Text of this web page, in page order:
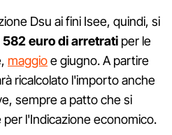
Dsu ai fini Isee, quindi, si
582 euro di arretrati per le
maggioe giugno. A partire
ricalcolato l'importo anche
sempre a patto che si
l'Indicazione economico.